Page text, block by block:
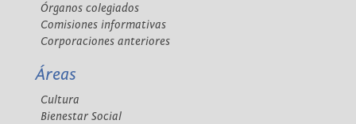
Órganos colegiados
Comisiones informativas
Corporaciones anteriores
Áreas
Cultura
Bienestar Social